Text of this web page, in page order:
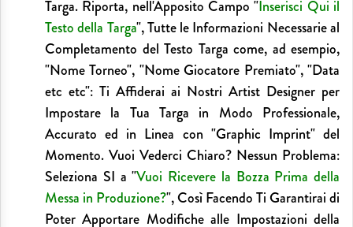
Targa. Riporta, nell'Apposito Campo "Inserisci Qui il
Testo della Targa", Tutte le Informazioni Necessarie al
Completamento del Testo Targa come, ad esempio,
"Nome Torneo", "Nome Giocatore Premiato", "Data
etc etc": Ti Affiderai ai Nostri Artist Designer per
Impostare la Tua Targa in Modo Professionale,
Accurato ed in Linea con "Graphic Imprint" del
Momento. Vuoi Vederci Chiaro? Nessun Problema:
Seleziona SI a "Vuoi Ricevere la Bozza Prima della
Messa in Produzione?", Così Facendo Ti Garantirai di
Poter Apportare Modifiche alle Impostazioni della